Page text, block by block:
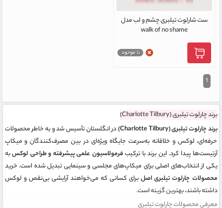
ست شارلوت تیلبری چشم و لب مدل
walk of no shame
برند چارلوت تیلبری (Charlotte Tilbury)
برند چارلوت تیلبری (Charlotte Tilbury)
در انگلستان تأسیس شد و به خاطر محصولات
حرفه‌ای، لوکس و خلاقانه به‌سرعت جایگاه ویژه‌ای در بین مصرف‌کنندگان و میکاپ
آرتیست‌ها پیدا کرد. این برند با ترکیبفرمولاسیون علمی پیشرفته و طراحی لوکسبه
یکی از انتخاب‌های اصلی برای میکاپ‌های مجلسی و سینمایی تبدیل شده است. خرید
محصولات چارلوت تیلبری اصلبرای کسانی که می‌خواهند آرایشی بی‌نقص و لوکس
داشته باشند، بهترین گزینه است.
معرفی محصولات چارلوت تیلبری